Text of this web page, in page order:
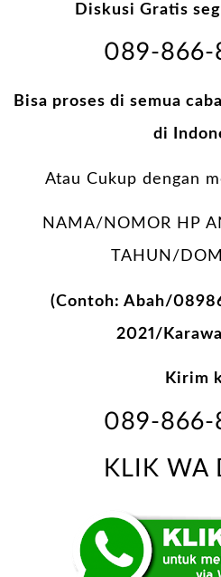
Diskusi Gratis
089-866-
Bisa proses di semua
di
Atau Cukup dengan
NAMA/NOMOR HP
TAHUN/
(Contoh: Abah/
2021/
Kirim
089-866-
KLIK WA